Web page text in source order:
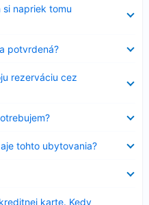
napriek tomu
potvrdená?
rezerváciu cez
tohto ubytovania?
karte. Kedy